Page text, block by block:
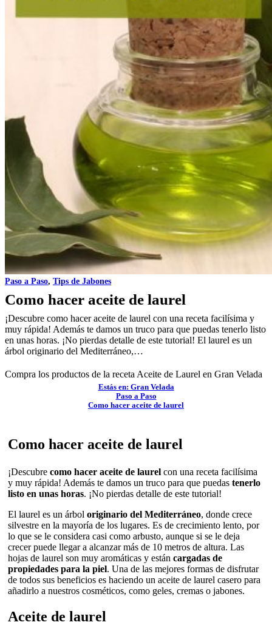
Paso a Paso, Tips de Jabones
Como hacer aceite de laurel
¡Descubre como hacer aceite de laurel con una receta facilísima y
muy rápida! Además te damos un truco para que puedas tenerlo listo
en unas horas. ¡No pierdas detalle de este tutorial! El laurel es un
árbol originario del Mediterráneo,…
Compra los productos de la receta Aceite de Laurel en Gran Velada
Estás en: Gran Velada
Paso a Paso
Como hacer aceite de laurel
Como hacer aceite de laurel
¡Descubre como hacer aceite de laurel con una receta facilísima
y muy rápida! Además te damos un truco para que puedas tenerlo
listo en unas horas. ¡No pierdas detalle de este tutorial!
El laurel es un árbol originario del Mediterráneo, donde crece
silvestre en la mayoría de los lugares. Es de crecimiento lento, por
lo que se le considera casi como arbusto, aunque si se le deja
crecer puede llegar a alcanzar más de 10 metros de altura. Las
hojas de laurel son muy aromáticas y están cargadas de
propiedades para la piel. Una de las mejores formas de disfrutar
de todos sus beneficios es haciendo un aceite de laurel casero para
añadirlo a nuestros cosméticos, como geles, cremas o jabones.
Aceite de laurel